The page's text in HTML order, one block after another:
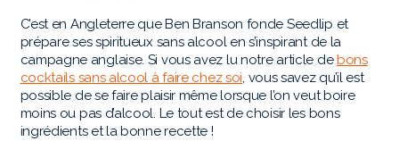
C’est en Angleterre que Ben Branson fonde Seedlip et
prépare ses spiritueux sans alcool en s’inspirant de la
campagne anglaise. Si vous avez lu notre article debons
cocktails sans alcool à faire chez soi, vous savez qu’il est
possible de se faire plaisir même lorsque l’on veut boire
moins ou pas d’alcool. Le tout est de choisir les bons
ingrédients et la bonne recette !